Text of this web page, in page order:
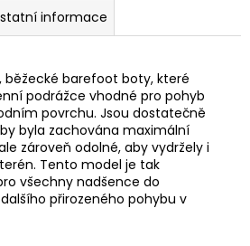
informace
běžecké barefoot boty, které
podrážce vhodné pro pohyb
povrchu. Jsou dostatečně
byla zachována maximální
zároveň odolné, aby vydržely i
Tento model je tak
všechny nadšence do
přirozeného pohybu v